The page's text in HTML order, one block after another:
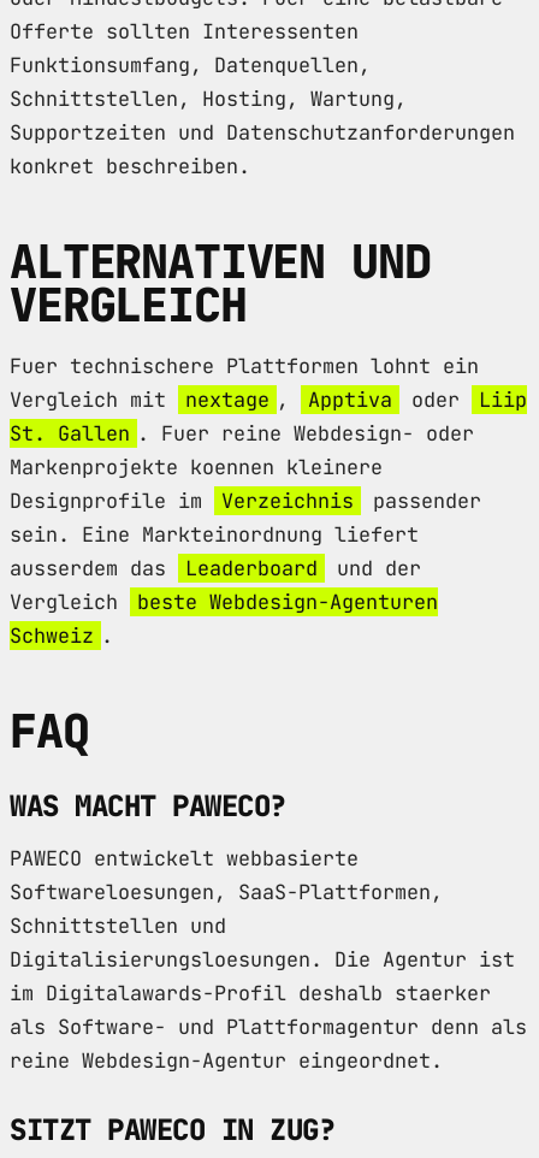
Offerte sollten Interessenten
Funktionsumfang, Datenquellen,
Schnittstellen, Hosting, Wartung,
Supportzeiten und Datenschutzanforderungen
konkret beschreiben.
ALTERNATIVEN UND
VERGLEICH
Fuer technischere Plattformen lohnt ein
Vergleich mit
nextage , Apptiva oder
Liip
St. Gallen . Fuer reine Webdesign- oder
Markenprojekte koennen kleinere
Designprofile im
Verzeichnis
passender
sein. Eine Markteinordnung liefert
ausserdem das
Leaderboard
und der
Vergleich
beste Webdesign-Agenturen
Schweiz .
FAQ
WAS MACHT PAWECO?
PAWECO entwickelt webbasierte
Softwareloesungen, SaaS-Plattformen,
Schnittstellen und
Digitalisierungsloesungen. Die Agentur ist
im Digitalawards-Profil deshalb staerker
als Software- und Plattformagentur denn als
reine Webdesign-Agentur eingeordnet.
SITZT PAWECO IN ZUG?